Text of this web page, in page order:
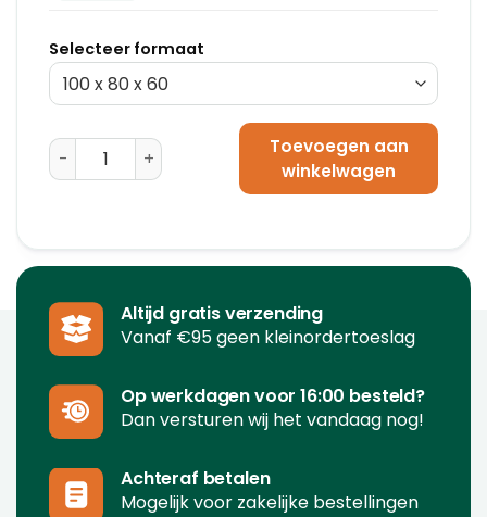
Selecteer formaat
Postdozen 250 x 200 x 100 - E-golf aantal
Toevoegen aan
winkelwagen
Altijd gratis verzending
Vanaf €95 geen kleinordertoeslag
Op werkdagen voor 16:00 besteld?
Dan versturen wij het vandaag nog!
Achteraf betalen
Mogelijk voor zakelijke bestellingen